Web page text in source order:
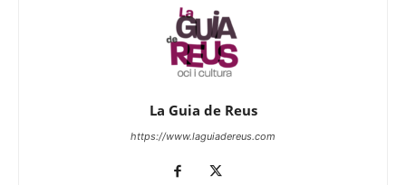
La Guia de Reus
https://www.laguiadereus.com